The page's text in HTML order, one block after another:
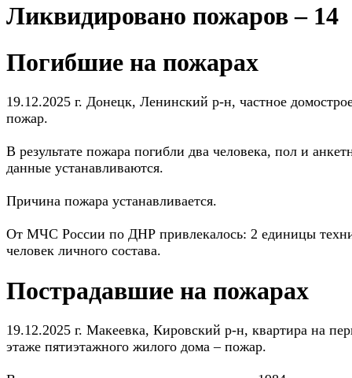
Ликвидировано пожаров – 14
Погибшие на пожарах
19.12.2025 г. Донецк, Ленинский р-н, частное
пожар.
В результате пожара погибли два человека, пол и
данные устанавливаются.
Причина пожара устанавливается.
От МЧС России по ДНР привлекалось: 2 единицы
человек личного состава.
Пострадавшие на пожарах
19.12.2025 г. Макеевка, Кировский р-н, квартира на
этаже пятиэтажного жилого дома – пожар.